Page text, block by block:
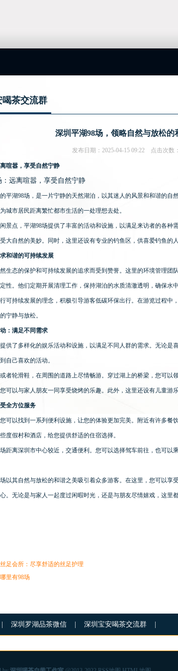
喝茶交流群
你的位置： 深圳喝茶自带工作室 > 深圳宝安喝茶
深圳平湖98场，领略自然与放松的
发布日期：2025-04-15 09:22 点击次数
喧嚣，享受自然宁静
平湖98场，是一片宁静的天然湖泊，以其迷人的风景和和谐的自
城市居民距离繁忙都市生活的一处理想去处。
景点，平湖98场提供了丰富的活动和设施，以满足来访者的各种
大自然的美妙。同时，这里还设有专业的钓鱼区，供喜爱钓鱼的人
和谐的可持续发展
生态的保护和可持续发展的追求而受到赞誉。这里的环境管理团
性。他们定期开展清理工作，保持湖泊的水质清澈透明，确保水
可持续发展的理念，积极引导游客低碳环保出行。在游览过程中
宁静与放松。
：满足不同需求
供了多样化的娱乐活动和设施，以满足不同人群的需求。无论是
自己喜欢的活动。
者轮滑鞋，在周围的道路上尽情畅游。穿过湖上的桥梁，您可以
可以与家人朋友一同享受烧烤的乐趣。此外，这里还设有儿童游
全方位服务
可以找到一系列便利设施，让您的体验更加完美。附近有许多餐
度假村和酒店，给您提供舒适的住宿选择。
距离深圳市中心较近，交通便利。您可以选择驾车前往，也可以
以其自然与放松的和谐之美吸引着众多游客。在这里，您可以享
。无论是与家人一起度过闲暇时光，还是与朋友尽情嬉戏，这里
足会所：尽享舒适的丝足护理
里有98场
深圳罗湖品茶微信 深圳宝安喝茶交流群